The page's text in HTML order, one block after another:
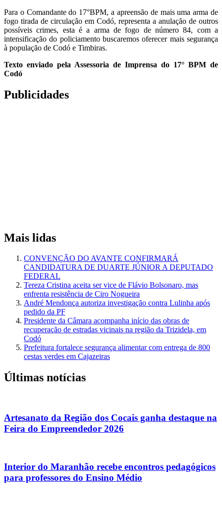
Para o Comandante do 17°BPM, a apreensão de mais uma arma de
fogo tirada de circulação em Codó, representa a anulação de outros
possíveis crimes, esta é a arma de fogo de número 84, com a
intensificação do policiamento buscaremos oferecer mais segurança
à população de Codó e Timbiras.
Texto enviado pela Assessoria de Imprensa do 17° BPM de
Codó
Publicidades
Mais lidas
CONVENÇÃO DO AVANTE CONFIRMARÁ
CANDIDATURA DE DUARTE JÚNIOR A DEPUTADO
FEDERAL
Tereza Cristina aceita ser vice de Flávio Bolsonaro, mas
enfrenta resistência de Ciro Nogueira
André Mendonça autoriza investigação contra Lulinha após
pedido da PF
Presidente da Câmara acompanha início das obras de
recuperação de estradas vicinais na região da Trizidela, em
Codó
Prefeitura fortalece segurança alimentar com entrega de 800
cestas verdes em Cajazeiras
Últimas notícias
Artesanato da Região dos Cocais ganha destaque na
Feira do Empreendedor 2026
Interior do Maranhão recebe encontros pedagógicos
para professores do Ensino Médio